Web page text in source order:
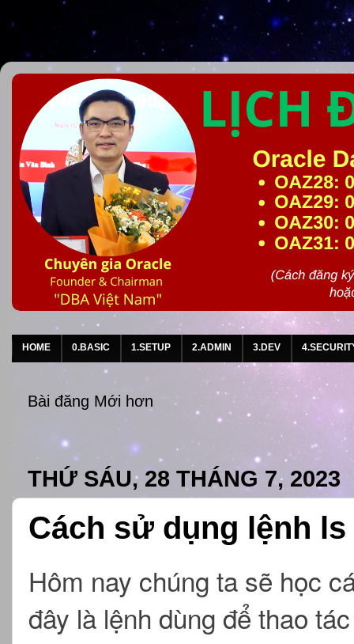
HOME 0.BASIC 1.SETUP 2.ADMIN 3.DEV
Bài đăng Mới hơn
THỨ SÁU, 28 THÁNG 7, 2023
Cách sử dụng lệnh
Hôm nay chúng ta sẽ học
đây là lệnh dùng để thao